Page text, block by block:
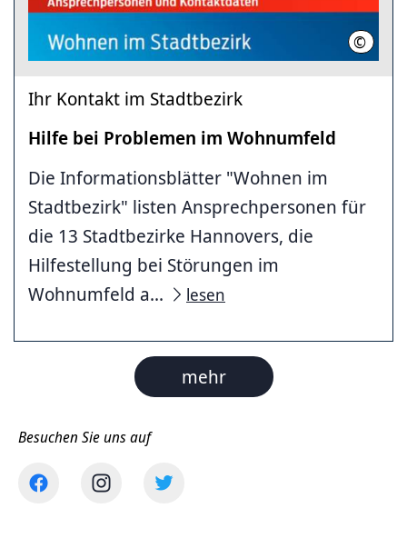
© LHH
Ihr Kontakt im Stadtbezirk
Hilfe bei Problemen im Wohnumfeld
Die Informationsblätter "Wohnen im
Stadtbezirk" listen Ansprechpersonen für
die 13 Stadtbezirke Hannovers, die
Hilfestellung bei Störungen im
Wohnumfeld a...
lesen
mehr
Besuchen Sie uns auf